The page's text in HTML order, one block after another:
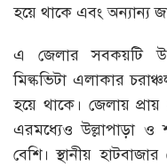
হয়ে থাকে এবং অন্যান্য
এ জেলার সবকয়টি
মিল্কভিটা এলাকার
হয়ে থাকে। জেলায়
এরমধ্যেও উল্লাপাড়া ও
বেশি। স্থানীয়